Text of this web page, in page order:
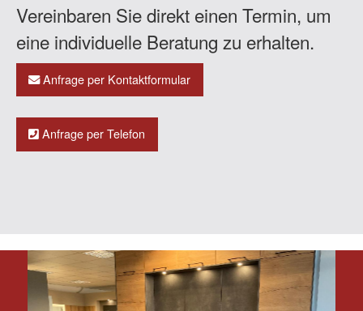
Vereinbaren Sie direkt einen Termin, um
eine individuelle Beratung zu erhalten.
Anfrage per Kontaktformular
Anfrage per Telefon